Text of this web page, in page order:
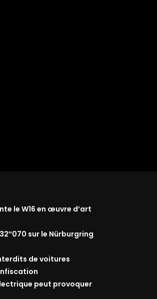
le W16 en œuvre d’art
sur le Nürburgring
de voitures
peut provoquer